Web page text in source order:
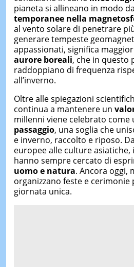
pianeta si allineano in modo
temporanee nella
al vento solare di penetrare
generare tempeste
appassionati, significa
aurore boreali, che in questo
raddoppiano di frequenza
all’inverno.
Oltre alle spiegazioni
continua a mantenere un
millenni viene celebrato come
passaggio, una soglia che
e inverno, raccolto e riposo.
europee alle culture asiatiche,
hanno sempre cercato di
uomo e natura. Ancora oggi,
organizzano feste e
giornata unica.